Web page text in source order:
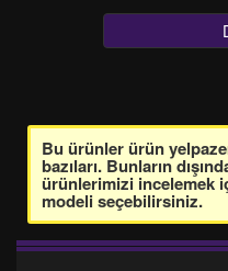
Bu ürünler ürün
bazıları. Bunların
ürünlerimizi incelemek
modeli seçebilirsiniz.